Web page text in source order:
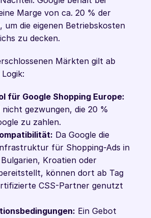
Marge von ca. 20 % der
um die eigenen Betriebskosten
zu decken.
Märkten gilt ab
für Google Shopping Europe:
nicht gezwungen, die 20 %
zu zahlen.
Da Google die
für Shopping-Ads in
Kroatien oder
können dort ab Tag
CSS-Partner genutzt
Ein Gebot